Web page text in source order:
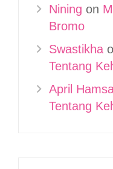
Nining on
Bromo
Swastikha
Tentang
April
Tentang